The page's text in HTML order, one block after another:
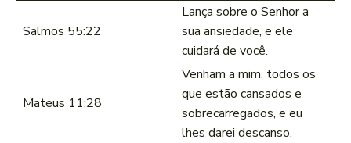
Salmos 55:22
Lança sobre o Senhor a
sua ansiedade, e ele
cuidará de você.
Mateus 11:28
Venham a mim, todos os
que estão cansados e
sobrecarregados, e eu
lhes darei descanso.